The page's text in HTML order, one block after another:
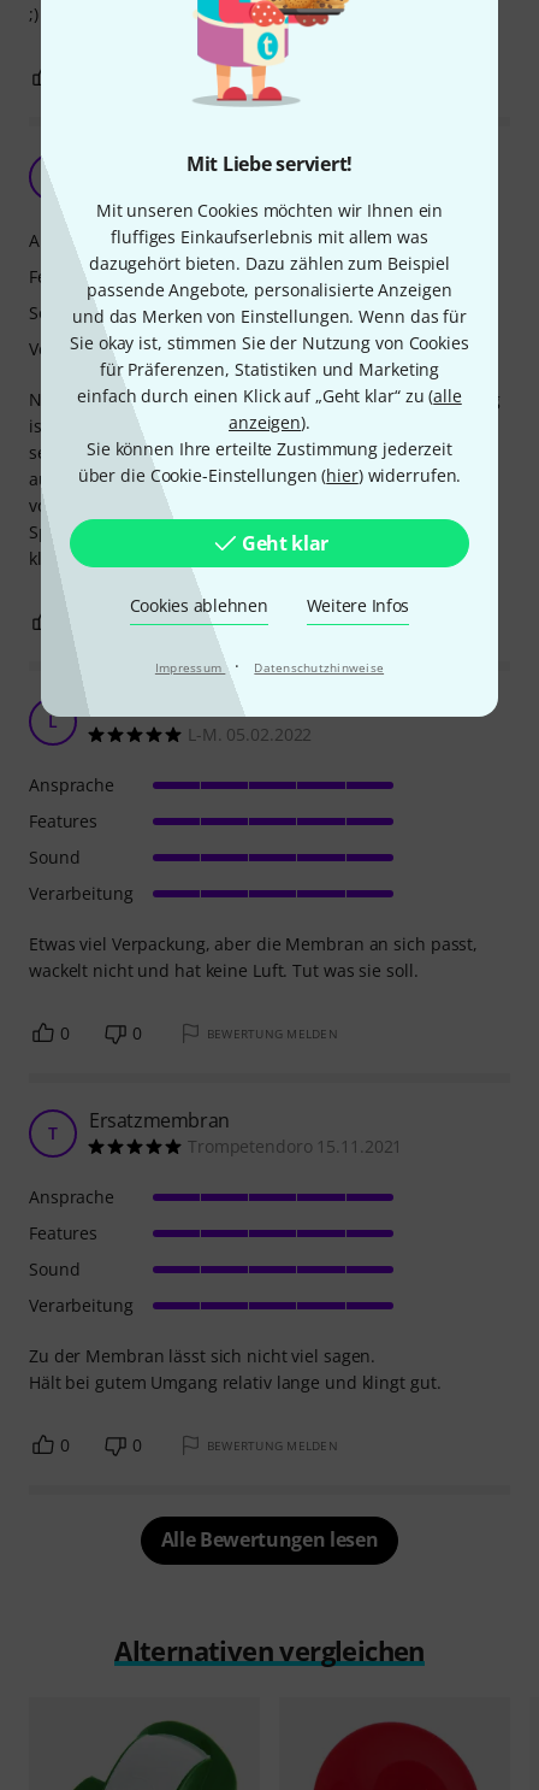
Mit Liebe serviert!
Mit unseren Cookies möchten wir Ihnen ein
fluffiges Einkaufserlebnis mit allem was
dazugehört bieten. Dazu zählen zum Beispiel
passende Angebote, personalisierte Anzeigen
und das Merken von Einstellungen. Wenn das für
Sie okay ist, stimmen Sie der Nutzung von Cookies
für Präferenzen, Statistiken und Marketing
einfach durch einen Klick auf „Geht klar“ zu (alle
anzeigen).
Sie können Ihre erteilte Zustimmung jederzeit
über die Cookie-Einstellungen (hier) widerrufen.
Geht klar
Cookies ablehnen Weitere Infos
Impressum · Datenschutzhinweise
;)
BEWERTUNG MELDEN
G
Na, da kann man nicht viel falsch machen. Die Verabeitung
ist gut, sprich: das Material sitzt gut im Ring, klingen tut es
sehr gut, besonders im KOntrast zu dem
auszurangierenden, ausgenudelten Diaphragm, welches
vorher drin war. :-). Ich untermale mit dem Kazoo
Sprechgesänge eher kabarettistischer ARt und dafür ist es
klasse geeignet!
Ansprache
Features
Sound
Verarbeitung
0 BEWERTUNG MELDEN
L
L-M. 05.02.2022
Etwas viel Verpackung, aber die Membran an sich passt,
wackelt nicht und hat keine Luft. Tut was sie soll.
Ansprache
Features
Sound
Verarbeitung
0 0 BEWERTUNG MELDEN
T Ersatzmembran
Trompetendoro 15.11.2021
Zu der Membran lässt sich nicht viel sagen.
Hält bei gutem Umgang relativ lange und klingt gut.
Ansprache
Features
Sound
Verarbeitung
0 0 BEWERTUNG MELDEN
Alle Bewertungen lesen
Alternativen vergleichen